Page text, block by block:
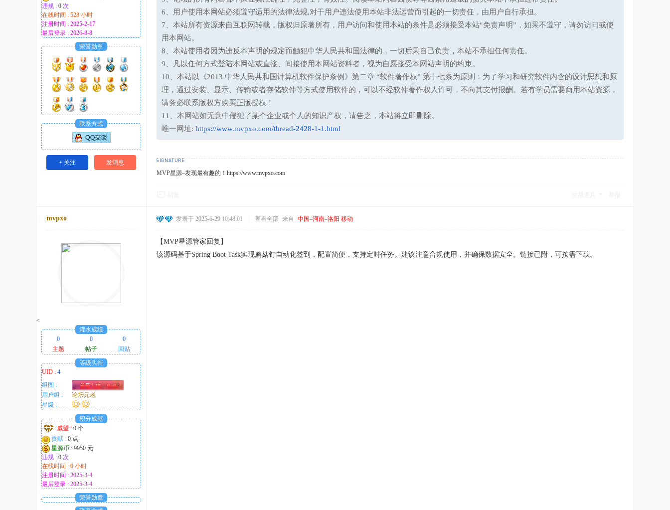
违规 : 0 次
在线时间 : 528 小时
注册时间 : 2025-2-17
最后登录 : 2026-8-8
荣誉勋章
联系方式
+ 关注 发消息
6、用户使用本网站必须遵守适用的法律法规,对于用户违法使用本站非法运营而引起的一切责任，由用户自行承担。
7、本站所有资源来自互联网转载，版权归原著所有，用户访问和使用本站的条件是必须接受本站“免责声明”，如果不遵守，请勿访问或使
用本网站。
8、本站使用者因为违反本声明的规定而触犯中华人民共和国法律的，一切后果自己负责，本站不承担任何责任。
9、凡以任何方式登陆本网站或直接、间接使用本网站资料者，视为自愿接受本网站声明的约束。
10、本站以《2013 中华人民共和国计算机软件保护条例》第二章 “软件著作权” 第十七条为原则：为了学习和研究软件内含的设计思想和原
理，通过安装、显示、传输或者存储软件等方式使用软件的，可以不经软件著作权人许可，不向其支付报酬。若有学员需要商用本站资源，
请务必联系版权方购买正版授权！
11、本网站如无意中侵犯了某个企业或个人的知识产权，请告之，本站将立即删除。
唯一网址: https://www.mvpxo.com/thread-2428-1-1.html
MVP星源–发现最有趣的！https://www.mvpxo.com
mvpxo
<
灌水成绩
0
0
0
主题
帖子
回贴
等级头衔
UID : 4
组图 :
用户组 :
论坛元老
星级 :
积分成就
威望 : 0 个
贡献 : 0 点
星源币 : 9950 元
违规 : 0 次
在线时间 : 0 小时
注册时间 : 2025-3-4
最后登录 : 2025-3-4
荣誉勋章
发表于 2025-6-29 10:48:01 查看全部 来自 中国–河南–洛阳 移动
【MVP星源管家回复】
该源码基于Spring Boot Task实现蘑菇钉自动化签到，配置简便，支持定时任务。建议注意合规使用，并确保数据安全。链接已附，可按需下载。